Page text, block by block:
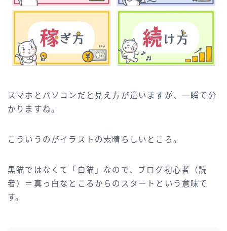
スマホとパソコンだと見え方が違いますが、一瞬で分
かりますね。
こういうのがイラストの素晴らしいところ。
黒猫ではなくて「白猫」なので、ブログ初心者（読
者）＝真っ白なところからのスタートという意味で
す。